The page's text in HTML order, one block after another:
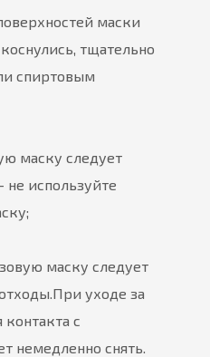
маски
тщательно
спиртовым
маску следует
не используйте
маску следует
При уходе за
с
немедленно снять.